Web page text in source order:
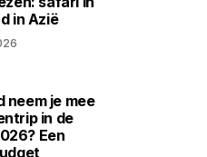
in Azië
neem je mee
in de
Een